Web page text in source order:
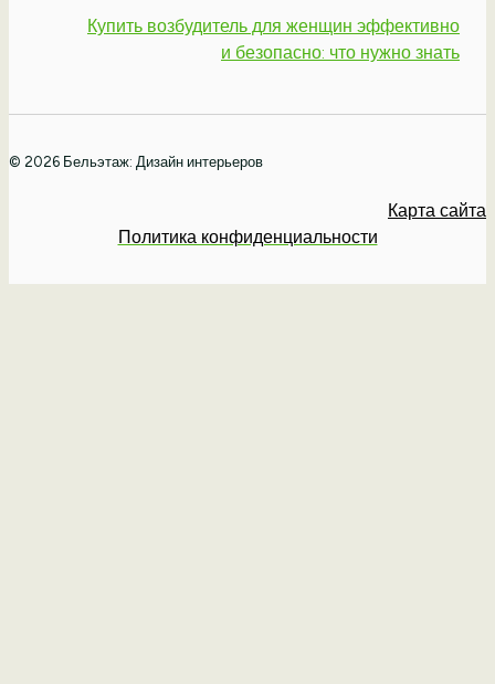
Купить возбудитель для женщин эффективно
и безопасно: что нужно знать
© 2026 Бельэтаж: Дизайн интерьеров
Карта сайта
Политика конфиденциальности